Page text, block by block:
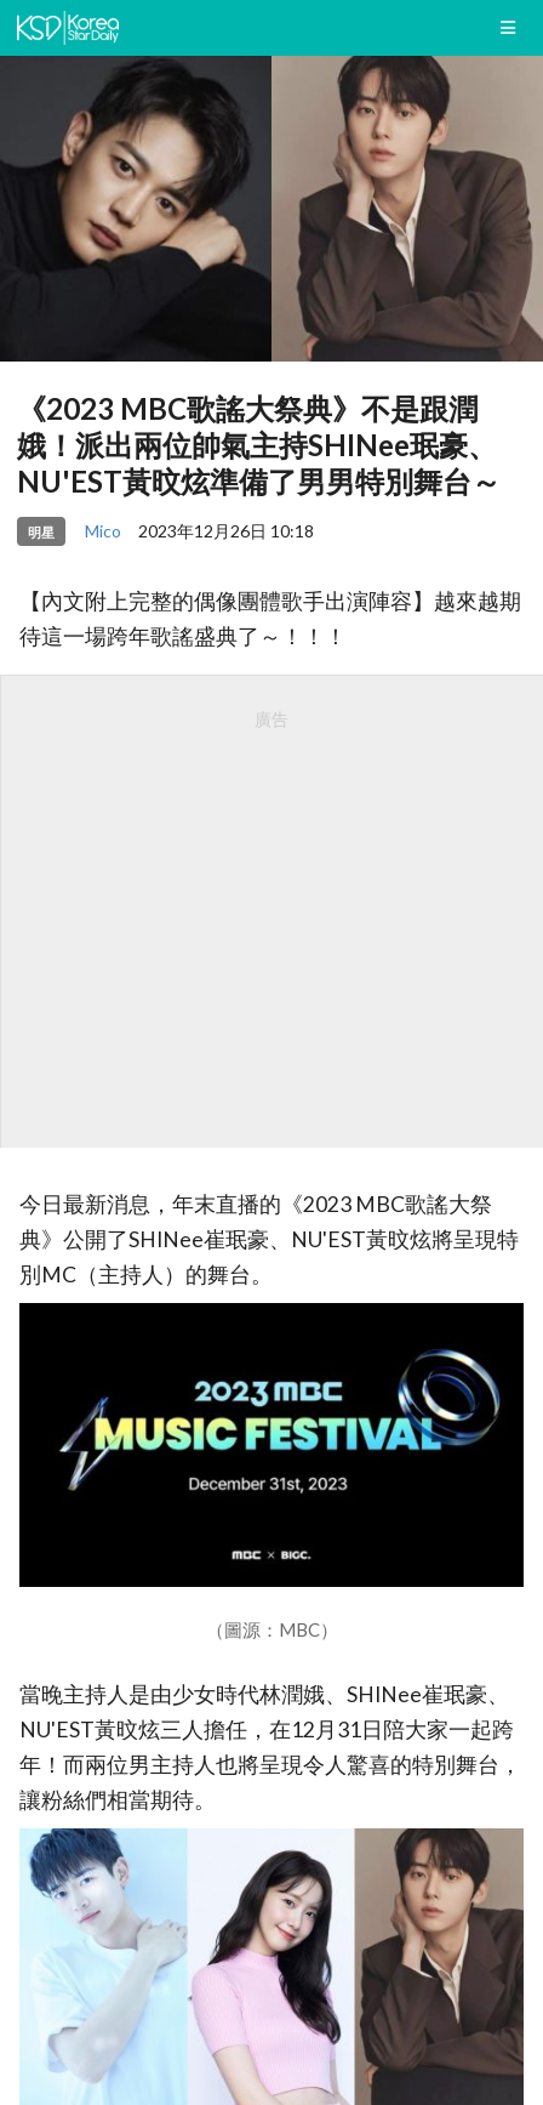
《2023 MBC歌謠大祭典》不是跟潤
娥！派出兩位帥氣主持SHINee珉豪、
NU'EST黃旼炫準備了男男特別舞台～
明星 Mico 2023年12月26日 10:18
【內文附上完整的偶像團體歌手出演陣容】越來越期
待這一場跨年歌謠盛典了～！！！
廣告
今日最新消息，年末直播的《2023 MBC歌謠大祭
典》公開了SHINee崔珉豪、NU'EST黃旼炫將呈現特
別MC（主持人）的舞台。
（圖源：MBC）
當晚主持人是由少女時代林潤娥、SHINee崔珉豪、
NU'EST黃旼炫三人擔任，在12月31日陪大家一起跨
年！而兩位男主持人也將呈現令人驚喜的特別舞台，
讓粉絲們相當期待。